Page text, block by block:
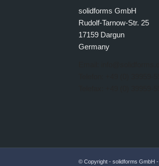
solidforms GmbH
Rudolf-Tarnow-Str. 25
17159 Dargun
Germany
© Copyright - solidforms GmbH -